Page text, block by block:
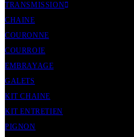
TRANSMISSION
CHAINE
COURONNE
COURROIE
EMBRAYAGE
GALETS
KIT CHAINE
KIT ENTRETIEN
PIGNON